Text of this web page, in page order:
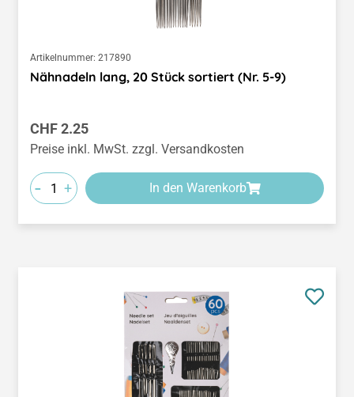
Artikelnummer: 217890
Nähnadeln lang, 20 Stück sortiert (Nr. 5-9)
Regulärer Preis:
CHF 2.25
Preise inkl. MwSt. zzgl. Versandkosten
- + In den Warenkorb